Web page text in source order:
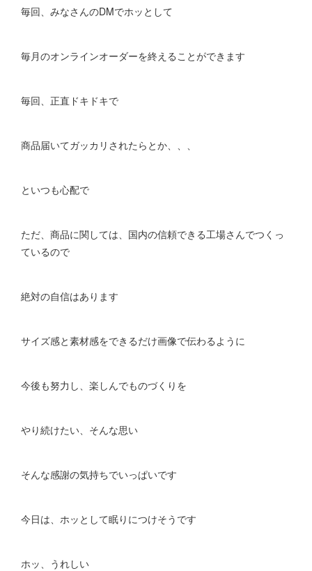
毎回、みなさんのDMでホッとして
毎月のオンラインオーダーを終えることができます
毎回、正直ドキドキで
商品届いてガッカリされたらとか、、、
といつも心配で
ただ、商品に関しては、国内の信頼できる工場さんでつくっ
ているので
絶対の自信はあります
サイズ感と素材感をできるだけ画像で伝わるように
今後も努力し、楽しんでものづくりを
やり続けたい、そんな思い
そんな感謝の気持ちでいっぱいです
今日は、ホッとして眠りにつけそうです
ホッ、うれしい